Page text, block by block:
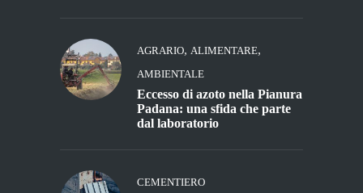
AGRARIO, ALIMENTARE,
AMBIENTALE
Eccesso di azoto nella Pianura
Padana: una sfida che parte
dal laboratorio
CEMENTIERO